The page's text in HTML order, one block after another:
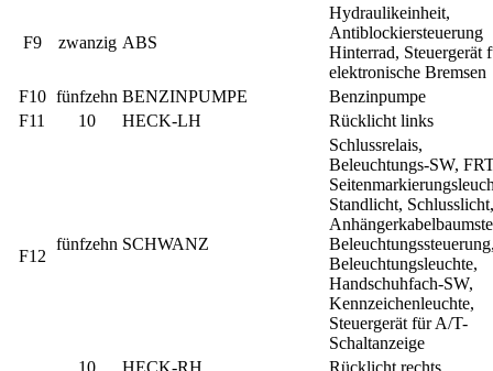
F9 zwanzig ABS
Hydraulikeinheit,
Antiblockiersteuerung
Hinterrad, Steuergerät
elektronische Bremsen
F10 fünfzehn BENZINPUMPE
Benzinpumpe
F11
10 HECK-LH Rücklicht links
F12
fünfzehn SCHWANZ
Schlussrelais,
Beleuchtungs-SW,
Standlicht, Schlusslicht,
Beleuchtungsleuchte,
Handschuhfach-SW,
Kennzeichenleuchte,
Steuergerät für A/T-
Schaltanzeige